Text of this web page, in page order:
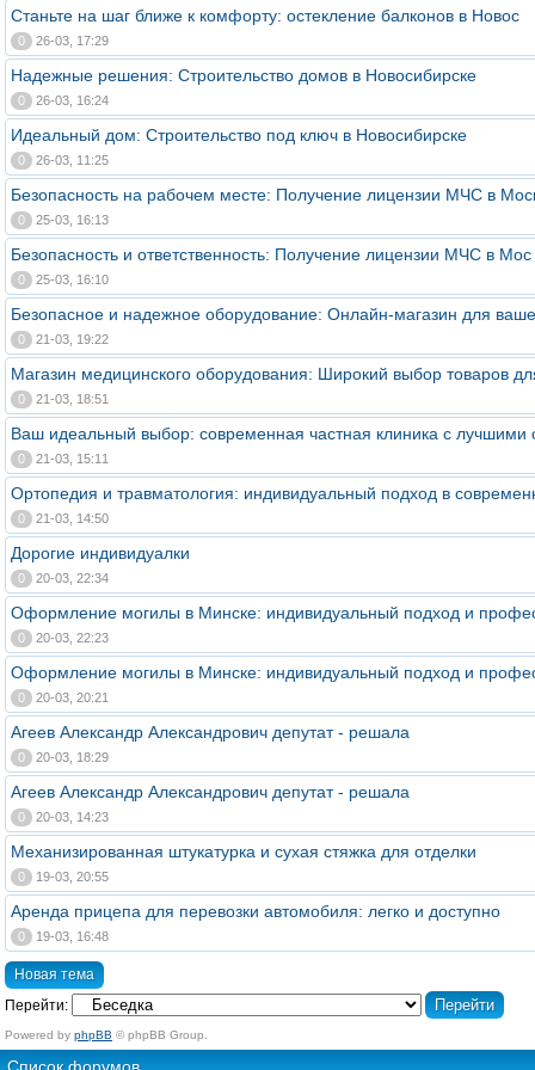
Станьте на шаг ближе к комфорту: остекление балконов в Новос
0 26-03, 17:29
Надежные решения: Строительство домов в Новосибирске
0 26-03, 16:24
Идеальный дом: Строительство под ключ в Новосибирске
0 26-03, 11:25
Безопасность на рабочем месте: Получение лицензии МЧС в
0 25-03, 16:13
Безопасность и ответственность: Получение лицензии МЧС в Мос
0 25-03, 16:10
Безопасное и надежное оборудование: Онлайн-магазин для
0 21-03, 19:22
Магазин медицинского оборудования: Широкий выбор товаров
0 21-03, 18:51
Ваш идеальный выбор: современная частная клиника с лучшими
0 21-03, 15:11
Ортопедия и травматология: индивидуальный подход в
0 21-03, 14:50
Дорогие индивидуалки
0 20-03, 22:34
Оформление могилы в Минске: индивидуальный подход и
0 20-03, 22:23
Оформление могилы в Минске: индивидуальный подход и
0 20-03, 20:21
Агеев Александр Александрович депутат - решала
0 20-03, 18:29
Агеев Александр Александрович депутат - решала
0 20-03, 14:23
Механизированная штукатурка и сухая стяжка для отделки
0 19-03, 20:55
Аренда прицепа для перевозки автомобиля: легко и доступно
0 19-03, 16:48
Новая тема
Перейти:
Powered by phpBB © phpBB Group.